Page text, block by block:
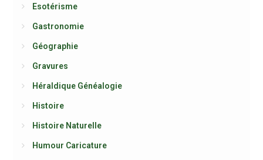
Esotérisme
Gastronomie
Géographie
Gravures
Héraldique Généalogie
Histoire
Histoire Naturelle
Humour Caricature